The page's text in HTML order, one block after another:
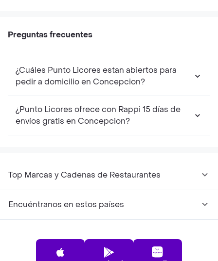
Preguntas frecuentes
¿Cuáles Punto Licores estan abiertos para
pedir a domicilio en Concepcion?
¿Punto Licores ofrece con Rappi 15 días de
envíos gratis en Concepcion?
Top Marcas y Cadenas de Restaurantes
Encuéntranos en estos países